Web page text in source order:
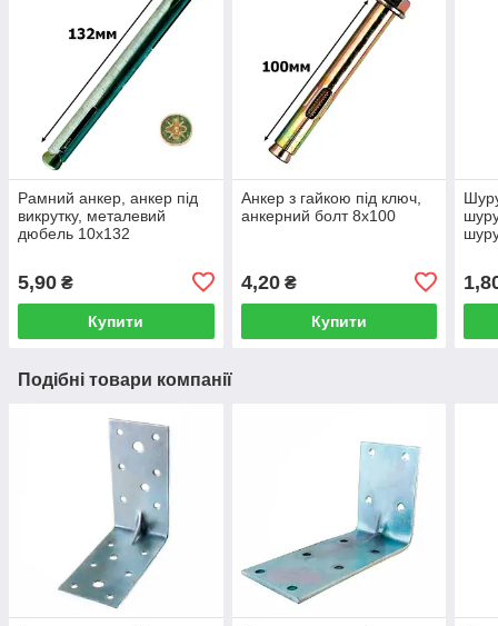
Рамний анкер, анкер під
викрутку, металевий
дюбель 10х132
5,90 ₴
Купити
Анкер з гайкою під ключ,
анкерний болт 8х100
4,20₴
Купити
Подібні товари компанії